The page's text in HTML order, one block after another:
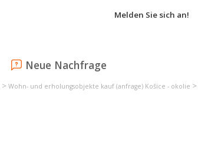
Melden Sie sich an!
Neue Nachfrage
> Wohn- und erholungsobjekte kauf (anfrage) Košice - okolie >